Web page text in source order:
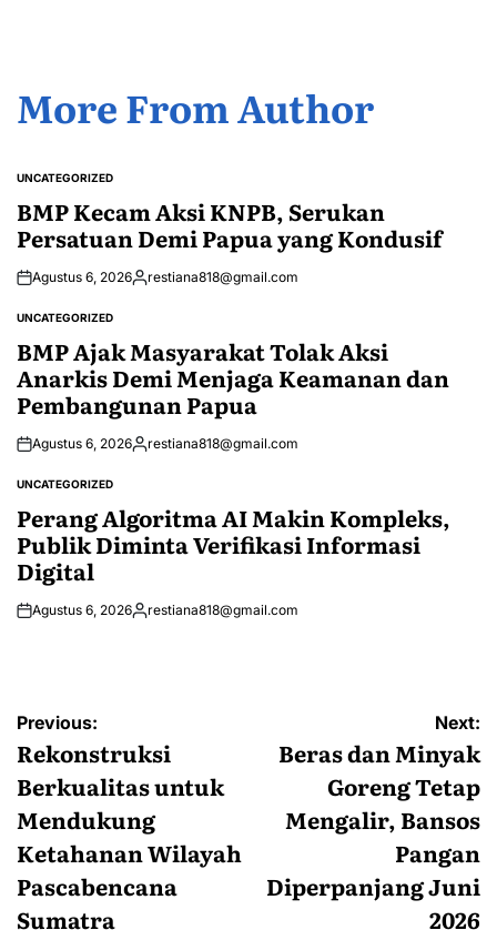
More From Author
POSTED
UNCATEGORIZED
BMP Kecam Aksi KNPB, Serukan
Persatuan Demi Papua yang Kondusif
Agustus 6, 2026Posted
restiana818@gmail.com
POSTED
UNCATEGORIZED
BMP Ajak Masyarakat Tolak Aksi
Anarkis Demi Menjaga Keamanan dan
Pembangunan Papua
Agustus 6, 2026Posted
restiana818@gmail.com
POSTED
UNCATEGORIZED
Perang Algoritma AI Makin Kompleks,
Publik Diminta Verifikasi Informasi
Digital
Agustus 6, 2026Posted
restiana818@gmail.com
Navigasi
pos
Previous:
Rekonstruksi
Berkualitas untuk
Mendukung
Ketahanan Wilayah
Pascabencana
Sumatra
Next:
Beras dan Minyak
Goreng Tetap
Mengalir, Bansos
Pangan
Diperpanjang Juni
2026